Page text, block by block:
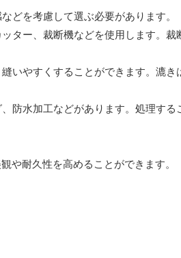
どを考慮して選ぶ必要があります。
ター、裁断機などを使用します。裁
いやすくすることができます。漉き
防水加工などがあります。処理する
や耐久性を高めることができます。